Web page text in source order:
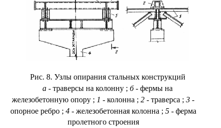
Рис. 8. Узлы опирания стальных конструкций
а - траверсы на колонну ; б- фермы на
железобетонную опору ; 1 - колонна ; 2 - траверса ; 3 -
опорное ребро ; 4- железобетонная колонна ; 5- ферма
пролетного строения